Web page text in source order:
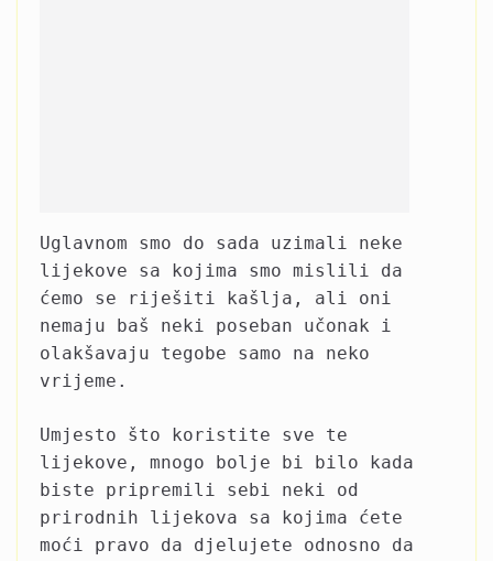
Uglavnom smo do sada uzimali neke
lijekove sa kojima smo mislili da
ćemo se riješiti kašlja, ali oni
nemaju baš neki poseban učonak i
olakšavaju tegobe samo na neko
vrijeme.
Umjesto što koristite sve te
lijekove, mnogo bolje bi bilo kada
biste pripremili sebi neki od
prirodnih lijekova sa kojima ćete
moći pravo da djelujete odnosno da